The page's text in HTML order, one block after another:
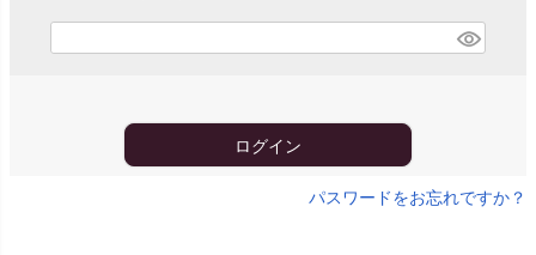
ログイン
パスワードをお忘れですか？